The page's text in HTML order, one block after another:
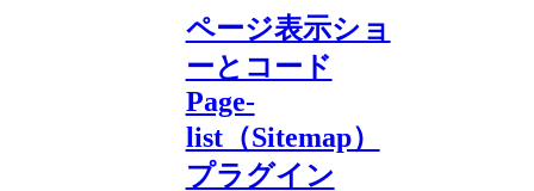
ページ表示ショ
ーとコード
Page-
list（Sitemap）
プラグイン